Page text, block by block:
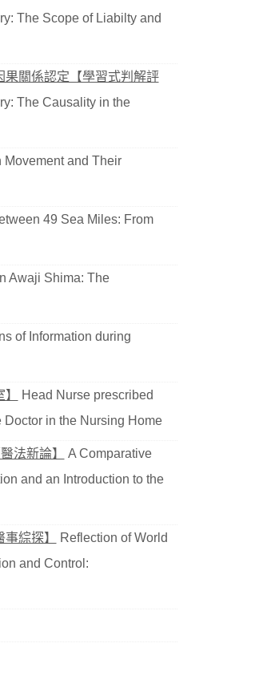
The Scope of Liabilty and
果關係認定【學習式判解評
The Causality in the
and Their
49 Sea Miles: From
Awaji Shima: The
of Information during
Head Nurse prescribed
in the Nursing Home
法新論】
A Comparative
and an Introduction to the
綜探】
Reflection of World
and Control: